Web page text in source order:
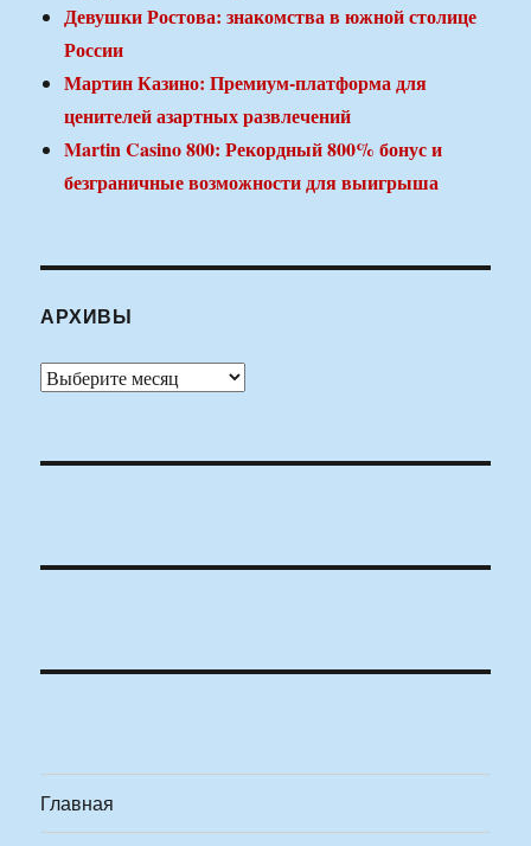
Девушки Ростова: знакомства в южной столице
России
Мартин Казино: Премиум-платформа для
ценителей азартных развлечений
Martin Casino 800: Рекордный 800% бонус и
безграничные возможности для выигрыша
АРХИВЫ
Архивы
Главная